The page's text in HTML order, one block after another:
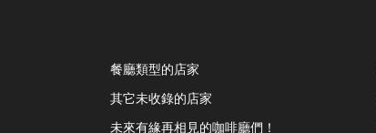
餐廳類型的店家
其它未收錄的店家
未來有緣再相見的咖啡廳們！